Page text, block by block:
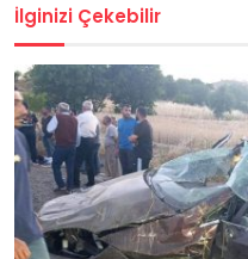
İlginizi Çekebilir